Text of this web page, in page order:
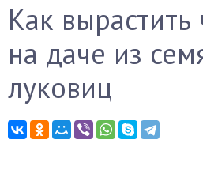
Как
на даче из
луковиц